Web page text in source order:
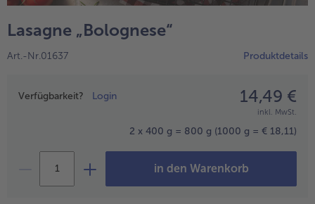
alle Küchenutensilien
alle bofrost*free
alle bofrost*plus.
Pflanzliche Alternativprodukte
Lasagne „Bolognese“
Art.-Nr.01637 Produktdetails
Preisangabe
Verfügbarkeit? Login 14,49 €
inkl. MwSt.
2 x 400 g = 800 g (1000 g = € 18,11)
in den Warenkorb